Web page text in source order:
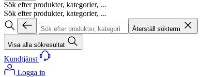
Sök efter produkter, kategorier, ...
Sök efter produkter, kategorier, ...
Återställ sökterm
Visa alla sökresultat
Kundtjänst
Logga in